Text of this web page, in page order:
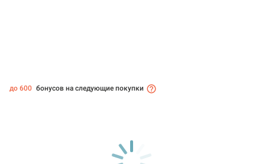
до 600 бонусов на следующие покупки